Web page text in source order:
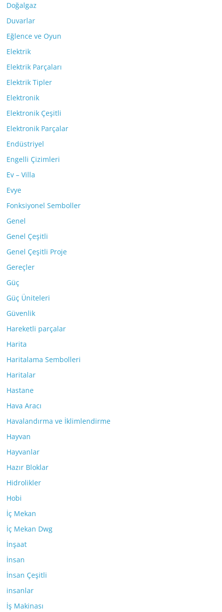
Doğalgaz
Duvarlar
Eğlence ve Oyun
Elektrik
Elektrik Parçaları
Elektrik Tipler
Elektronik
Elektronik Çeşitli
Elektronik Parçalar
Endüstriyel
Engelli Çizimleri
Ev – Villa
Evye
Fonksiyonel Semboller
Genel
Genel Çeşitli
Genel Çeşitli Proje
Gereçler
Güç
Güç Üniteleri
Güvenlik
Hareketli parçalar
Harita
Haritalama Sembolleri
Haritalar
Hastane
Hava Aracı
Havalandırma ve İklimlendirme
Hayvan
Hayvanlar
Hazır Bloklar
Hidrolikler
Hobi
İç Mekan
İç Mekan Dwg
İnşaat
İnsan
İnsan Çeşitli
insanlar
İş Makinası